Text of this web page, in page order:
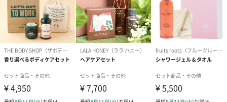
人気の高いプルメリアソルトの香りで、癒されます。
プルメリアピンどめ